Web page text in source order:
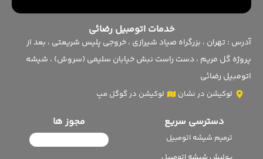
خدمات اتومبیل رضائی
آدرس : تهران ، بزرگراه صیاد شیرازی ، خروجی پلیس شریعتی ، بعد از
پروژه گل مریم ، دست راست نبش خیابان سلیمی (سروش) ، شیشه
اتومبیل رضائی
لوکیشن در نشان لوکیشن در گوگل مپ
دسترسی سریع
ترمیم شیشه اتومبیل
مجوز ها